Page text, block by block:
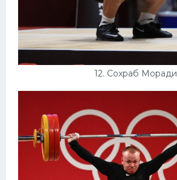
12. Сохраб Моради